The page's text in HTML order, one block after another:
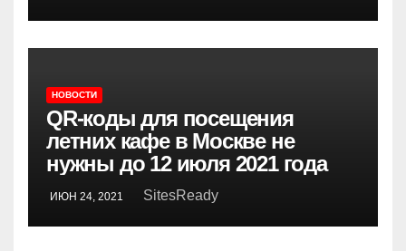
НОВОСТИ
QR-коды для посещения
летних кафе в Москве не
нужны до 12 июля 2021 года
ИЮН 24, 2021 SitesReady